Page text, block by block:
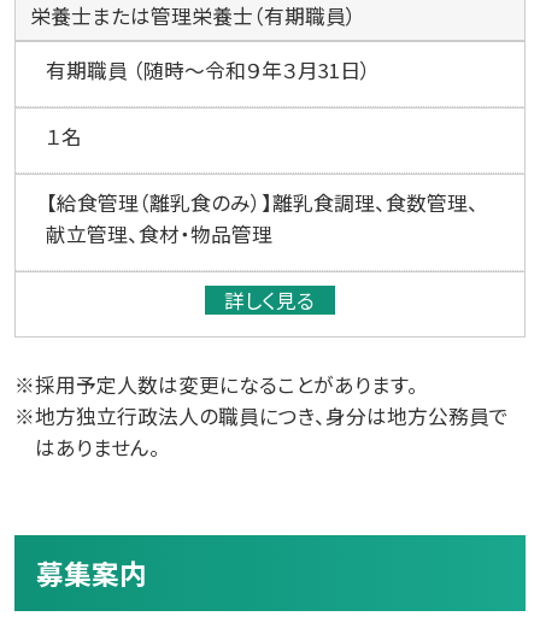
栄養士または管理栄養士（有期職員）
有期職員 （随時～令和９年３月31日）
１名
【給食管理（離乳食のみ）】離乳食調理、食数管理、
献立管理、食材・物品管理
詳しく見る
※採用予定人数は変更になることがあります。
※地方独立行政法人の職員につき、身分は地方公務員で
はありません。
募集案内